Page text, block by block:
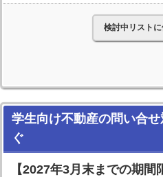
検討中リスト
学生向け不動産の問い合
ぐ
【2027年3月末までの期間